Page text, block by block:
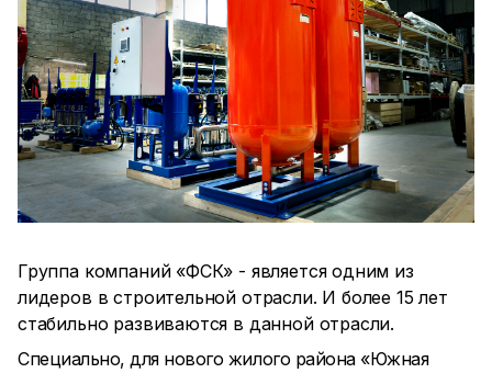
Группа компаний «ФСК» - является одним из
лидеров в строительной отрасли. И более 15 лет
стабильно развиваются в данной отрасли.
Специально, для нового жилого района «Южная